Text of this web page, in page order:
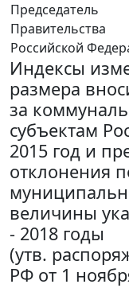
Председатель
Правительства
Российской
Индексы
размера
за
субъектам
2015 год и
отклонения
величины
- 2018 годы
(утв.
РФ от 1